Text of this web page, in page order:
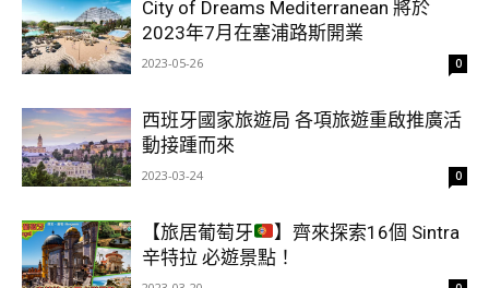
City of Dreams Mediterranean 將於
2023年7月在塞浦路斯開業
2023-05-26 0
西班牙國家旅遊局 各項旅遊重啟推廣活
動接踵而來
2023-03-24 0
【旅居葡萄牙
】齊來探索16個 Sintra
辛特拉 必遊景點！